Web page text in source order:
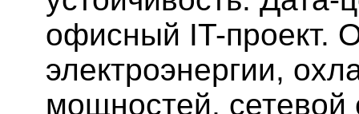
офисный IT-проект.
электроэнергии,
мощностей, сетевой